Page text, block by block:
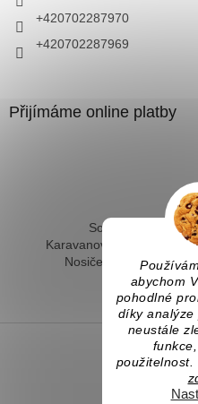
abychom
pohodlné
díky analýze
neustále
+420702287970
+420702287969
Přijímáme online platby
Solární ohřev
Karavanové solární
Nosiče kol na tažné